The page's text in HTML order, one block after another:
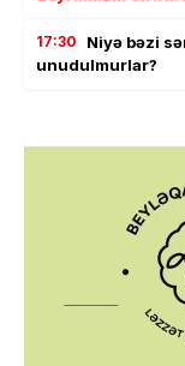
17:30
Niyə bəzi
unudulmurlar?